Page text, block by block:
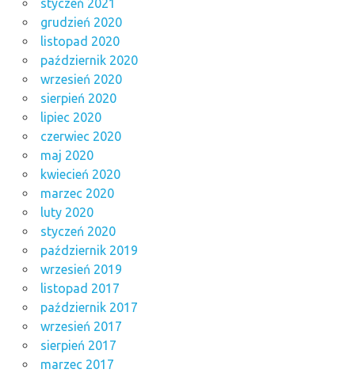
styczeń 2021
grudzień 2020
listopad 2020
październik 2020
wrzesień 2020
sierpień 2020
lipiec 2020
czerwiec 2020
maj 2020
kwiecień 2020
marzec 2020
luty 2020
styczeń 2020
październik 2019
wrzesień 2019
listopad 2017
październik 2017
wrzesień 2017
sierpień 2017
marzec 2017